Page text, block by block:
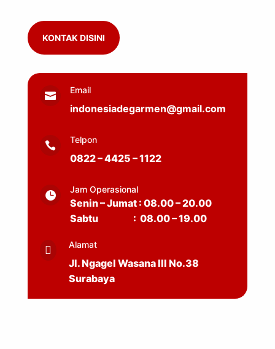
KONTAK DISINI

Email
indonesiadegarmen@gmail.com

Telpon
0822 – 4425 – 1122

Jam Operasional
Senin – Jumat : 08.00 – 20.00
Sabtu : 08.00 – 19.00
 Alamat
Jl. Ngagel Wasana III No.38
Surabaya